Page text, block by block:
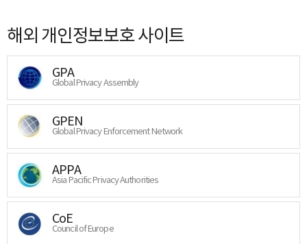
해외 개인정보보호 사이트
GPA
Global Privacy Assembly
GPEN
Global Privacy Enforcement Network
APPA
Asia Pacific Privacy Authorities
CoE
Council of Europe